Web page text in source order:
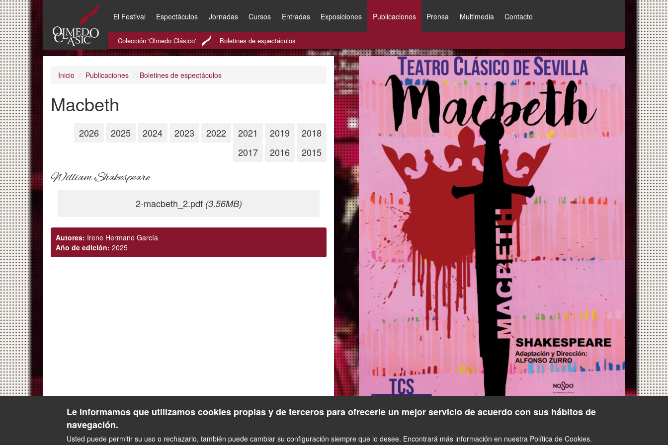
Pasar
al
contenido
principal
El Festival Espectáculos Jornadas Cursos Entradas Exposiciones Publicaciones
Colección 'Olmedo Clásico' Boletines de espectáculos
Prensa Multimedia Contacto
Inicio Publicaciones Boletines de espectáculos
Macbeth
2026 2025 2024 2023 2022 2021 2019
2018
2017
2016 2015
William Shakespeare
2-macbeth_2.pdf (3.56MB)
Autores: Irene Hermano García
Año de edición: 2025
Le informamos que utilizamos cookies propias y de terceros para ofrecerle un mejor servicio de acuerdo con sus hábitos de
navegación.
Usted puede permitir su uso o rechazarlo, también puede cambiar su configuración siempre que lo desee. Encontrará más información en nuestra Política de Cookies.